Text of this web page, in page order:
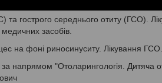
та гострого середнього отиту (ГСО).
засобів.
на фоні риносинуситу. Лікування ГСО.
напрямом "Отоларингологія. Дитяча